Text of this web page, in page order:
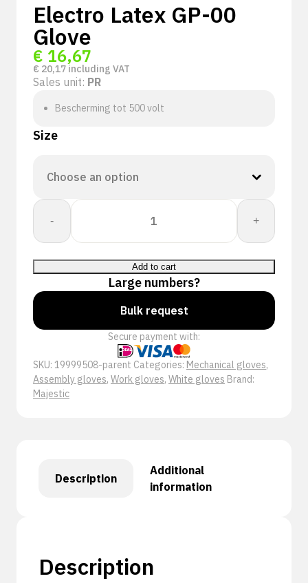
Electro Latex GP-00
Glove
€ 16,67
€ 20,17 including VAT
Sales unit: PR
Bescherming tot 500 volt
Size
-
Electro
Latex
GP-
handschoen
quantity
+
Add to cart
Large numbers?
Bulk request
Secure payment with:
SKU: 19999508-parent Categories: Mechanical gloves,
Assembly gloves, Work gloves, White gloves Brand:
Majestic
Description
Additional
information
Description